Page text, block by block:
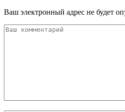
Ваш электронный адрес не будет